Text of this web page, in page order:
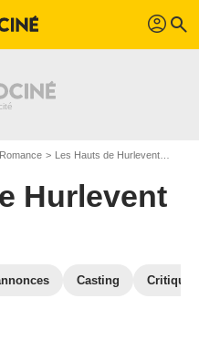
profil search
Les Hauts de Hurlevent
Hurlevent
Casting